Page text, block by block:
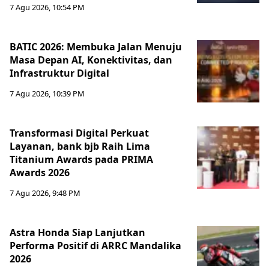
7 Agu 2026, 10:54 PM
BATIC 2026: Membuka Jalan Menuju
Masa Depan AI, Konektivitas, dan
Infrastruktur Digital
7 Agu 2026, 10:39 PM
Transformasi Digital Perkuat
Layanan, bank bjb Raih Lima
Titanium Awards pada PRIMA
Awards 2026
7 Agu 2026, 9:48 PM
Astra Honda Siap Lanjutkan
Performa Positif di ARRC Mandalika
2026